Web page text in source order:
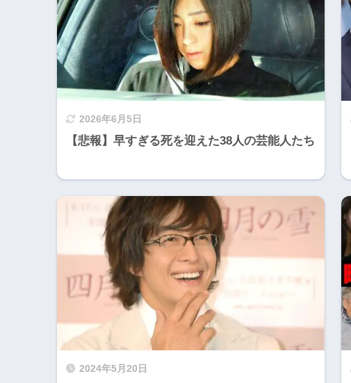
2026年6月5日
【悲報】早すぎる死を迎えた38人の芸能人たち
2024年5月20日